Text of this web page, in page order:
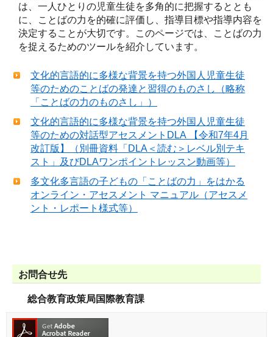
は、一人ひとりの児童生徒を多角的に把握するととも
に、ことばの力を的確に評価し、指導目標や指導内容を
決定することが大切です。このページでは、ことばの力
を捉えるためのツールを紹介しています。
文化的言語的に多様な背景を持つ外国人児童生徒
等のためのことばの発達と習得のものさし（略称
「ことばの力のものさし」）
文化的言語的に多様な背景を持つ外国人児童生徒
等のための対話型アセスメントDLA 【令和7年4月
改訂版】（別冊資料「DLA＜読む＞レベル別テキ
スト」及びDLAワンポイントレッスン動画等）
多文化多言語の子どもの「ことばの力」をはかる
オンライン・アセスメント マニュアル（アセスメ
ント・レポート様式等）
お問合せ先
総合教育政策局国際教育課